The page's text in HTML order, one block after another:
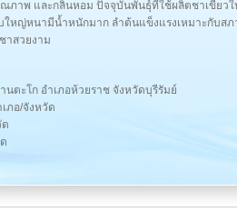
ภาพ และกลิ่นหอม ปัจจุบันพันธุ์ที่ใช้ผลิตชาเขียว
หญ่หนามีน้ำหนักมาก ลำต้นแข็งแรงเหมาะกับสภ
าสวยงาม
ตะโก อำเภอห้วยราช จังหวัดบุรีรัมย์
ภอ/จังหวัด